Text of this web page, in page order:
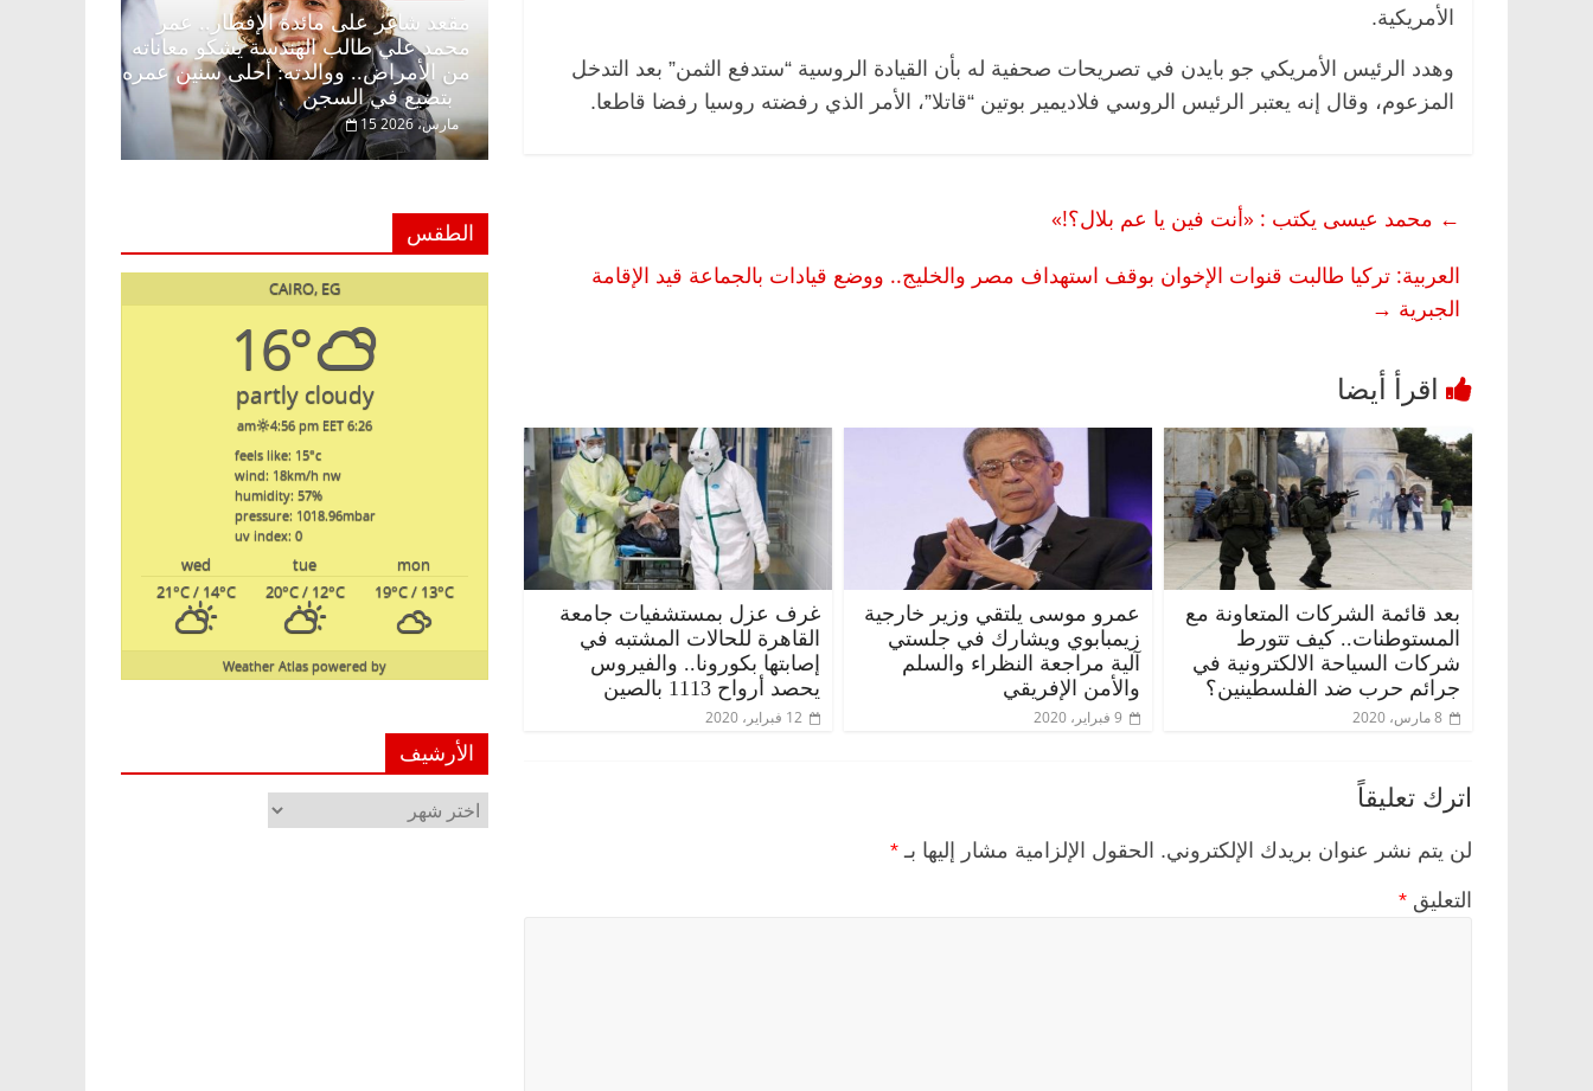
الأمريكية.
وهدد الرئيس الأمريكي جو بايدن في تصريحات صحفية له بأن القيادة الروسية “ستدفع الثمن” بعد التدخل
المزعوم، وقال إنه يعتبر الرئيس الروسي فلاديمير بوتين “قاتلا”، الأمر الذي رفضته روسيا رفضا قاطعا.
← محمد عيسى يكتب : «أنت فين يا عم بلال؟!»
العربية: تركيا طالبت قنوات الإخوان بوقف استهداف مصر والخليج.. ووضع قيادات بالجماعة قيد الإقامة
الجبرية →
بعد قائمة الشركات المتعاونة مع
المستوطنات.. كيف تتورط
شركات السياحة الالكترونية في
جرائم حرب ضد الفلسطينين؟
8 مارس، 2020
عمرو موسى يلتقي وزير خارجية
زيمبابوي ويشارك في جلستي
آلية مراجعة النظراء والسلم
والأمن الإفريقي
9 فبراير، 2020
غرف عزل بمستشفيات جامعة
القاهرة للحالات المشتبه في
إصابتها بكورونا.. والفيروس
يحصد أرواح 1113 بالصين
12 فبراير، 2020
اترك تعليقاً
لن يتم نشر عنوان بريدك الإلكتروني. الحقول الإلزامية مشار إليها بـ *
التعليق *
مقعد شاغر على مائدة الإفطار..
محمد علي طالب الهندسة يشكو
من الأمراض.. ووالدته: أحلى سنين
بتضيع في السجن
15 مارس، 2026
مقعد شاغر على الإفطار وبلكونة بلا زينة
رمضان.. د. عبدالخالق فاروق خبير
اقتصادي في انتظار حلم الحرية ولمة
الحبايب
حسين عبدالهادي فارس مقاومة
الخصخصة الذي دافع عن المال العام
(بروفايل)
الرئيسية
قانوني دافع عن قضايا الوطن وانحاز
للحرية (بروفايل)
الطقس
CAIRO, EG
16°
partly cloudy
6:26 am
4:56 pm EET
feels like: 15°c
wind: 18km/h nw
humidity: 57%
pressure: 1018.96mbar
uv index: 0
mon
tue
wed
19°C/ 13°C
20°C/ 12°C
21°C/ 14°C
powered by
Weather Atlas
الأرشيف
الأرشيف